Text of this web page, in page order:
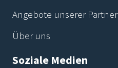
Angebote unserer Partner
Über uns
Soziale Medien